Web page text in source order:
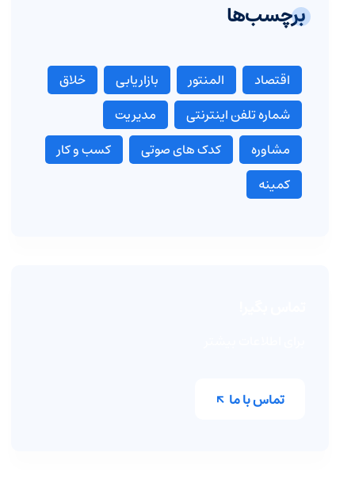
برچسب‌ها
اقتصاد المنتور بازاریابی
خلاق
شماره تلفن اینترنتی
مدیریت
مشاوره
کدک های صوتی
کسب و کار
کمینه
تماس با ما